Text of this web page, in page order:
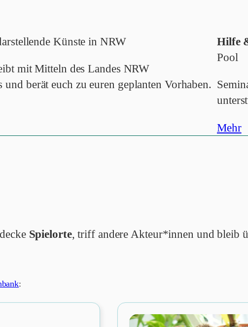
Künste in NRW
mit Mitteln des Landes NRW
berät euch zu euren geplanten Vorhaben.
Hilfe
Pool
Mehr
Spielorte, triff andere Akteur*innen und bleib
: